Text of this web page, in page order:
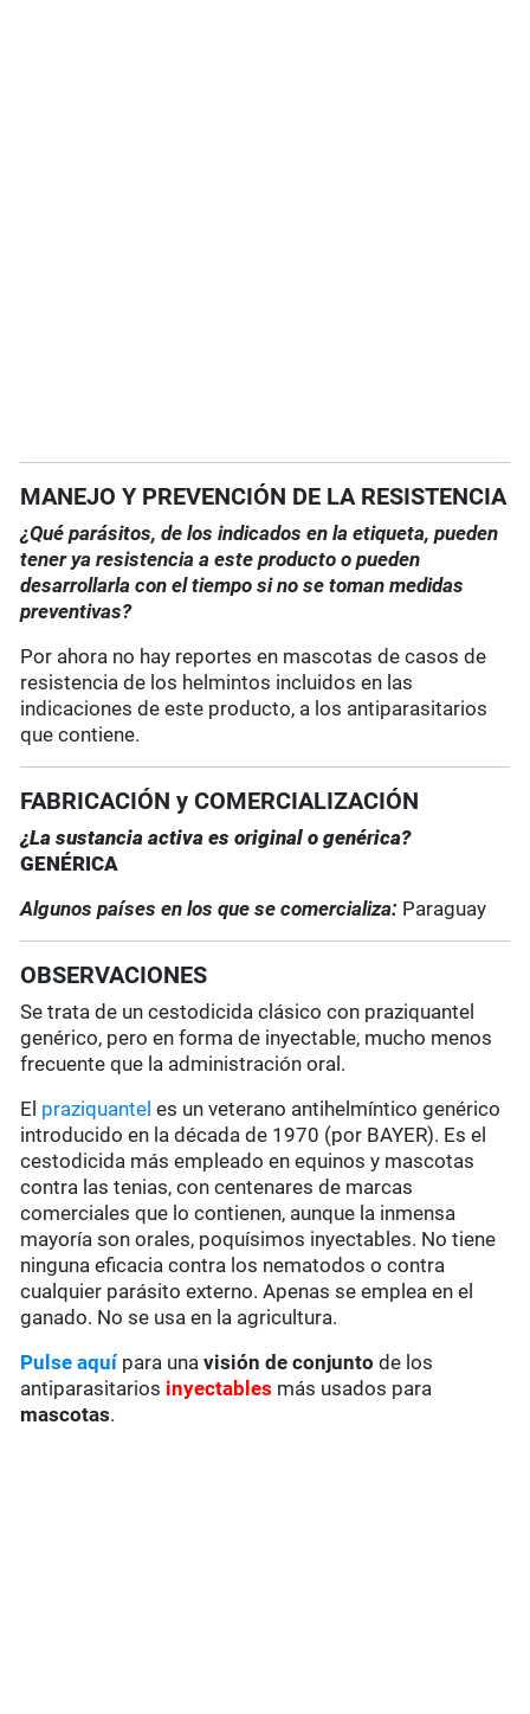
MANEJO Y PREVENCIÓN DE LA RESISTENCIA
¿Qué parásitos, de los indicados en la etiqueta, pueden
tener ya resistencia a este producto o pueden
desarrollarla con el tiempo si no se toman medidas
preventivas?
Por ahora no hay reportes en mascotas de casos de
resistencia de los helmintos incluidos en las
indicaciones de este producto, a los antiparasitarios
que contiene.
FABRICACIÓN y COMERCIALIZACIÓN
¿La sustancia activa es original o genérica?
GENÉRICA
Algunos países en los que se comercializa: Paraguay
OBSERVACIONES
Se trata de un cestodicida clásico con praziquantel
genérico, pero en forma de inyectable, mucho menos
frecuente que la administración oral.
El praziquantel es un veterano antihelmíntico genérico
introducido en la década de 1970 (por BAYER). Es el
cestodicida más empleado en equinos y mascotas
contra las tenias, con centenares de marcas
comerciales que lo contienen, aunque la inmensa
mayoría son orales, poquísimos inyectables. No tiene
ninguna eficacia contra los nematodos o contra
cualquier parásito externo. Apenas se emplea en el
ganado. No se usa en la agricultura.
Pulse aquípara unavisión de conjunto de los
antiparasitarios inyectables más usados para
mascotas.